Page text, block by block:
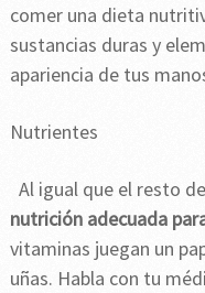
comer una dieta
sustancias duras y
apariencia de tus
Nutrientes
Al igual que el resto
nutrición adecuada
vitaminas juegan un
uñas. Habla con tu